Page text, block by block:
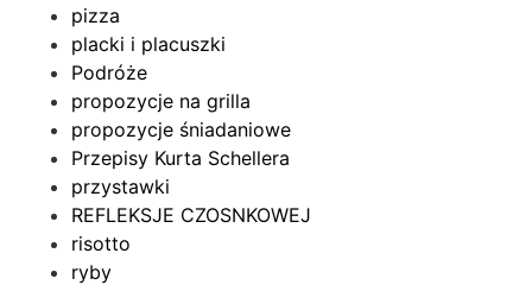
pizza
placki i placuszki
Podróże
propozycje na grilla
propozycje śniadaniowe
Przepisy Kurta Schellera
przystawki
REFLEKSJE CZOSNKOWEJ
risotto
ryby